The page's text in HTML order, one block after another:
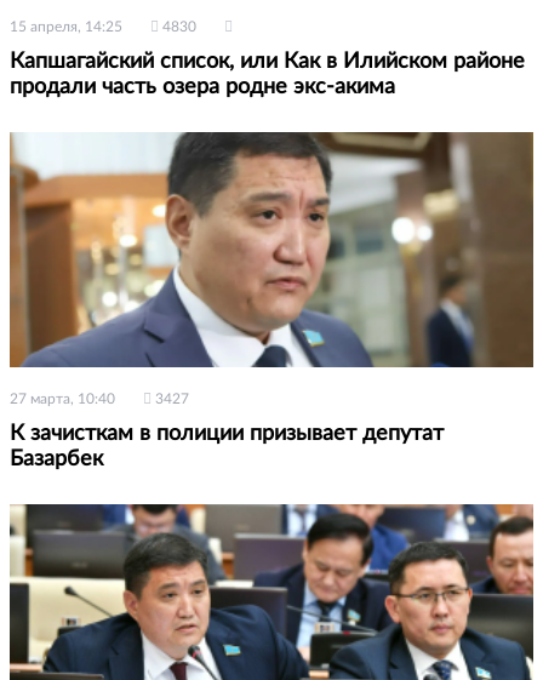
15 апреля, 14:25 4830
Капшагайский список, или Как в Илийском районе
продали часть озера родне экс-акима
27 марта, 10:40 3427
К зачисткам в полиции призывает депутат
Базарбек